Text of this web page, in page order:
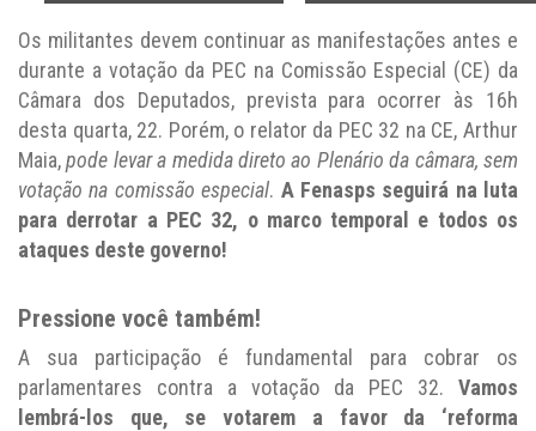
Os militantes devem continuar as manifestações antes e
durante a votação da PEC na Comissão Especial (CE) da
Câmara dos Deputados, prevista para ocorrer às 16h
desta quarta, 22. Porém, o relator da PEC 32 na CE, Arthur
Maia,pode levar a medida direto ao Plenário da câmara, sem
votação na comissão especial. A Fenasps seguirá na luta
para derrotar a PEC 32, o marco temporal e todos os
ataques deste governo!
Pressione você também!
A sua participação é fundamental para cobrar os
parlamentares contra a votação da PEC 32. Vamos
lembrá-los que, se votarem a favor da ‘reforma